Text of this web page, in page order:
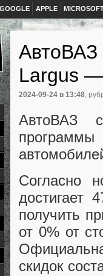
GOOGLE APPLE
АвтоВАЗ
Largus
2024-09-24 в 13:48,
АвтоВАЗ
Согласно
достигает
получить
от 0% от
скидок